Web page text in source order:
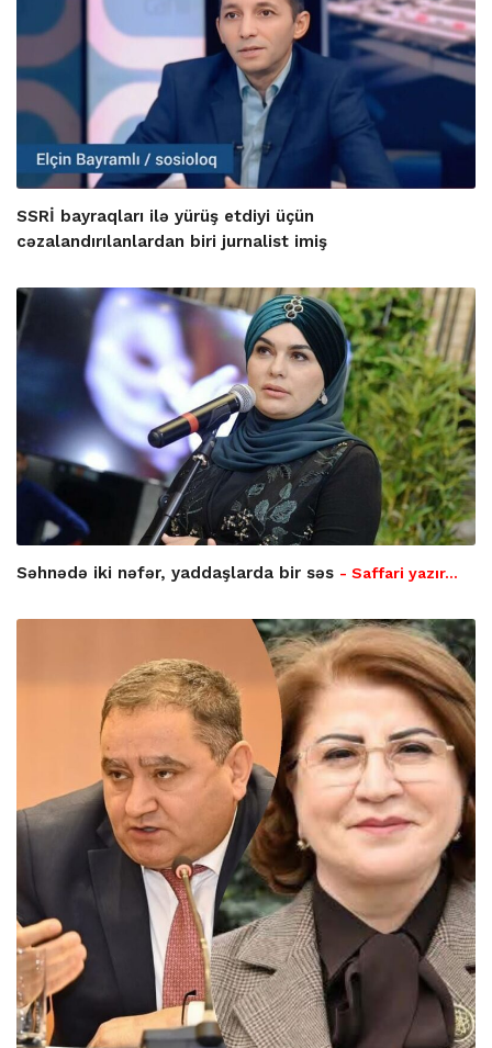
SSRİ bayraqları ilə yürüş etdiyi üçün
cəzalandırılanlardan biri jurnalist imiş
Səhnədə iki nəfər, yaddaşlarda bir səs - Saffari yazır…